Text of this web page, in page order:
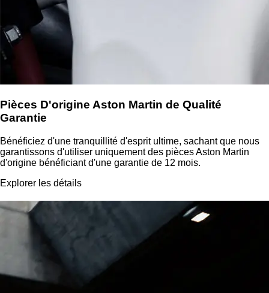
Pièces D'origine Aston Martin de Qualité
Garantie
Bénéficiez d'une tranquillité d'esprit ultime, sachant que nous
garantissons d'utiliser uniquement des pièces Aston Martin
d'origine bénéficiant d'une garantie de 12 mois.
Explorer les détails